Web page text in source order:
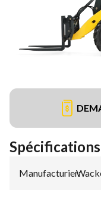
Spécifications
Manufacturier: